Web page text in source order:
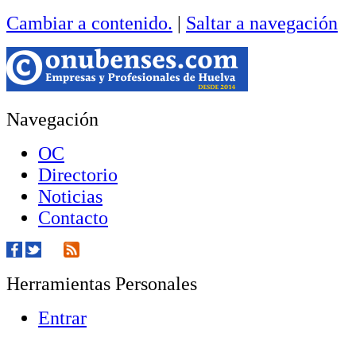
Cambiar a contenido. | Saltar a navegación
Navegación
OC
Directorio
Noticias
Contacto
Herramientas Personales
Entrar